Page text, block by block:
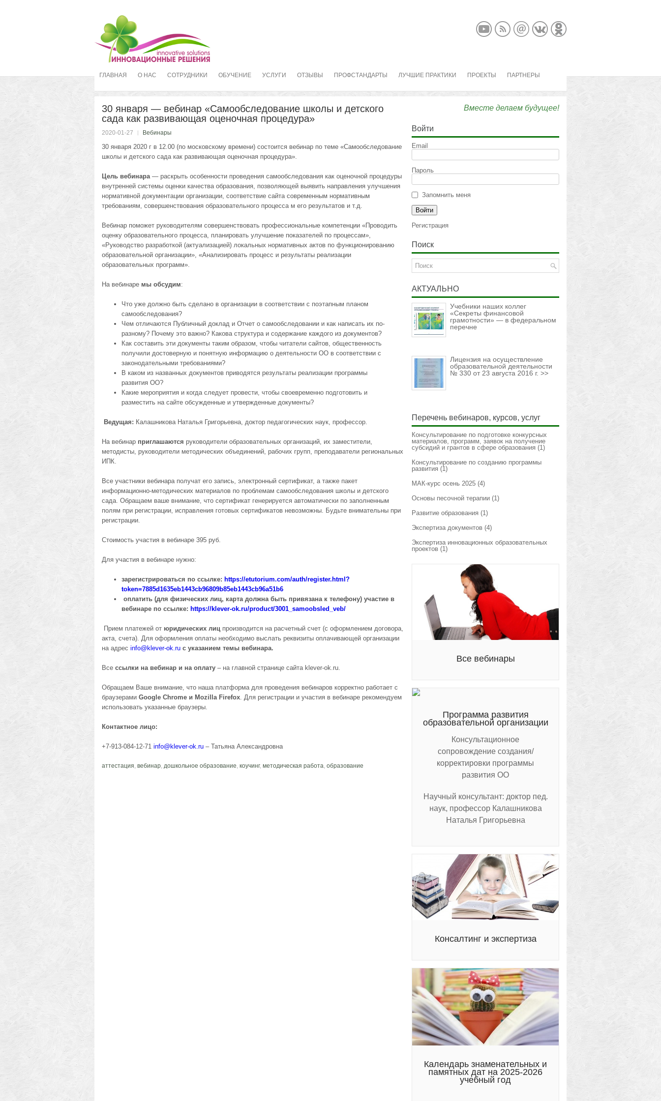
ГЛАВНАЯ О НАС СОТРУДНИКИ ОБУЧЕНИЕ УСЛУГИ ОТЗЫВЫ ПРОФСТАНДАРТЫ ЛУЧШИЕ ПРАКТИКИ ПРОЕКТЫ ПАРТНЕРЫ
30 января — вебинар «Самообследование школы и детского
сада как развивающая оценочная процедура»
2020-01-27 Вебинары
30 января 2020 г в 12.00 (по московскому времени) состоится вебинар по теме «Самообследование
школы и детского сада как развивающая оценочная процедура».
Цель вебинара — раскрыть особенности проведения самообследования как оценочной процедуры
внутренней системы оценки качества образования, позволяющей выявить направления улучшения
нормативной документации организации, соответствие сайта современным нормативным
требованиям, совершенствования образовательного процесса м его результатов и т.д.
Вебинар поможет руководителям совершенствовать профессиональные компетенции «Проводить
оценку образовательного процесса, планировать улучшение показателей по процессам»,
«Руководство разработкой (актуализацией) локальных нормативных актов по функционированию
образовательной организации», «Анализировать процесс и результаты реализации
образовательных программ».
На вебинаре мы обсудим:
Что уже должно быть сделано в организации в соответствии с поэтапным планом
самообследования?
Чем отличаются Публичный доклад и Отчет о самообследовании и как написать их по-
разному? Почему это важно? Какова структура и содержание каждого из документов?
Как составить эти документы таким образом, чтобы читатели сайтов, общественность
получили достоверную и понятную информацию о деятельности ОО в соответствии с
законодательными требованиями?
В каком из названных документов приводятся результаты реализации программы
развития ОО?
Какие мероприятия и когда следует провести, чтобы своевременно подготовить и
разместить на сайте обсужденные и утвержденные документы?
Ведущая: Калашникова Наталья Григорьевна, доктор педагогических наук, профессор.
На вебинар приглашаются руководители образовательных организаций, их заместители,
методисты, руководители методических объединений, рабочих групп, преподаватели региональных
ИПК.
Все участники вебинара получат его запись, электронный сертификат, а также пакет
информационно-методических материалов по проблемам самообследования школы и детского
сада. Обращаем ваше внимание, что сертификат генерируется автоматически по заполненным
полям при регистрации, исправления готовых сертификатов невозможны. Будьте внимательны при
регистрации.
Стоимость участия в вебинаре 395 руб.
Для участия в вебинаре нужно:
зарегистрироваться по ссылке: https://etutorium.com/auth/register.html?
token=7885d1635eb1443cb96809b85eb1443cb96a51b6
оплатить (для физических лиц, карта должна быть привязана к телефону) участие в
вебинаре по ссылке: https://klever-ok.ru/product/3001_samoobsled_veb/
Прием платежей от юридических лиц производится на расчетный счет (с оформлением договора,
акта, счета). Для оформления оплаты необходимо выслать реквизиты оплачивающей организации
на адрес info@ klever-ok.ru с указанием темы вебинара.
Все ссылки на вебинар и на оплату – на главной странице сайта klever-ok.ru.
Обращаем Ваше внимание, что наша платформа для проведения вебинаров корректно работает с
браузерами Google Chrome и Mozilla Firefox. Для регистрации и участия в вебинаре рекомендуем
использовать указанные браузеры.
Контактное лицо:
+7-913-084-12-71 info@klever-ok.ru – Татьяна Александровна
аттестация, вебинар, дошкольное образование, коучинг, методическая работа, образование
Вместе делаем будущее!
Войти
Email
Пароль
Запомнить меня
Регистрация
Поиск
АКТУАЛЬНО
Учебники наших коллег
«Секреты финансовой
грамотности» — в федеральном
перечне
Лицензия на осуществление
образовательной деятельности
№ 330 от 23 августа 2016 г. >>
Перечень вебинаров, курсов, услуг
Консультирование по подготовке конкурсных
материалов, программ, заявок на получение
субсидий и грантов в сфере образования (1)
Консультирование по созданию программы
развития (1)
МАК-курс осень 2025 (4)
Основы песочной терапии (1)
Развитие образования (1)
Экспертиза документов (4)
Экспертиза инновационных образовательных
проектов (1)
Все вебинары
Программа развития
образовательной организации
Консультационное
сопровождение создания/
корректировки программы
развития ОО
Научный консультант: доктор пед.
наук, профессор Калашникова
Наталья Григорьевна
Консалтинг и экспертиза
Календарь знаменательных и
памятных дат на 2025-2026
учебный год